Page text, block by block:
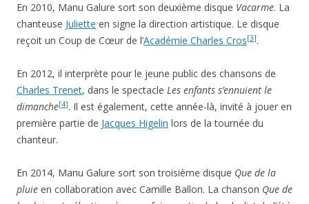
En 2010, Manu Galure sort son deuxième disque Vacarme. La
chanteuse Juliette en signe la direction artistique. Le disque
reçoit un Coup de Cœur de l’Académie Charles Cros[3].
En 2012, il interprète pour le jeune public des chansons de
Charles Trenet, dans le spectacle Les enfants s’ennuient le
dimanche[4]. Il est également, cette année-là, invité à jouer en
première partie de Jacques Higelin lors de la tournée du
chanteur.
En 2014, Manu Galure sort son troisième disque Que de la
pluie en collaboration avec Camille Ballon. La chanson Que de